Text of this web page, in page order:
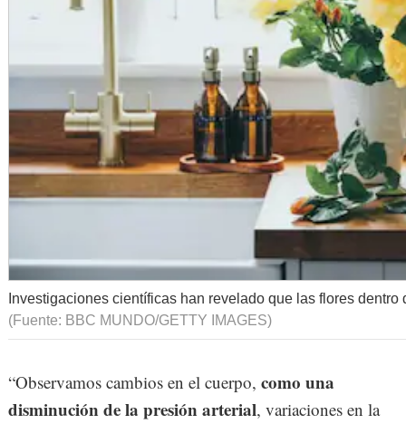
Investigaciones científicas han revelado que las flores
(Fuente: BBC MUNDO/GETTY IMAGES)
“Observamos cambios en el cuerpo, como una
disminución de la presión arterial, variaciones en la